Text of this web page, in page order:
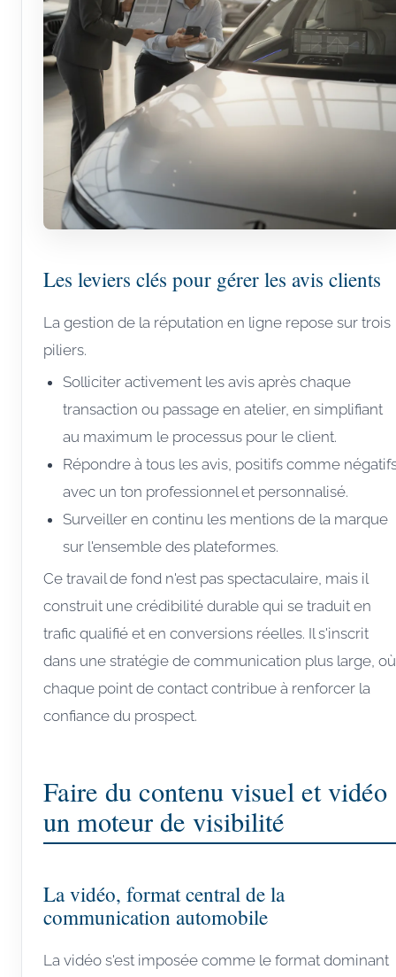
Les leviers clés pour gérer les avis clients
La gestion de la réputation en ligne repose sur trois
piliers.
Solliciter activement les avis après chaque
transaction ou passage en atelier, en simplifiant
au maximum le processus pour le client.
Répondre à tous les avis, positifs comme
avec un ton professionnel et personnalisé.
Surveiller en continu les mentions de la marque
sur l'ensemble des plateformes.
Ce travail de fond n'est pas spectaculaire, mais il
construit une crédibilité durable qui se traduit en
trafic qualifié et en conversions réelles. Il s'inscrit
dans une stratégie de communication plus large, où
chaque point de contact contribue à renforcer la
confiance du prospect.
Faire du contenu visuel et vidéo
un moteur de visibilité
La vidéo, format central de la
communication automobile
La vidéo s'est imposée comme le format dominant